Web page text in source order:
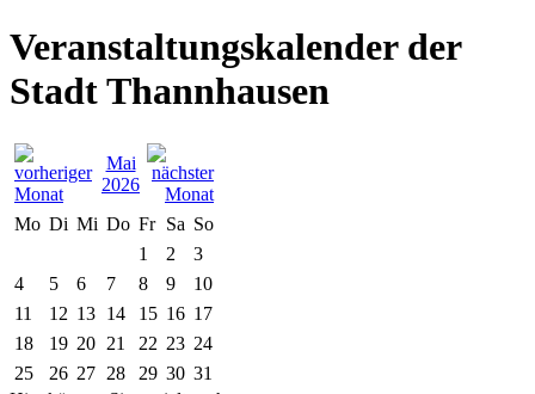
Veranstaltungskalender der
Stadt Thannhausen
Mai
2026
Mo Di Mi Do Fr Sa So
1
2
3
4
5 6 7 8 9
10
11
12 13 14 15 16 17
18
19 20 21 22 23 24
25
26 27 28 29 30 31